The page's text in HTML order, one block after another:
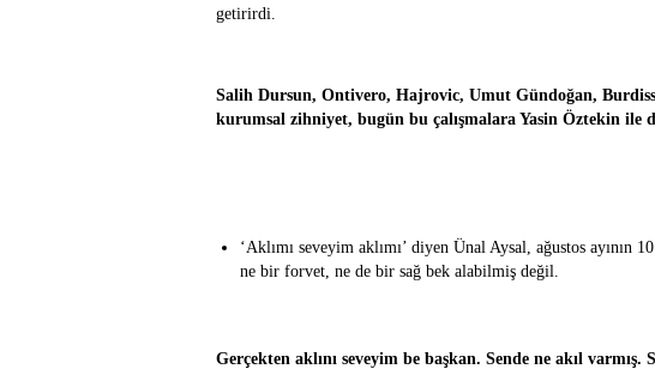
getirirdi.
Salih Dursun, Ontivero, Hajrovic, Umut Gündoğan,
kurumsal zihniyet, bugün bu çalışmalara Yasin Öztekin ile
‘Aklımı seveyim aklımı’ diyen Ünal Aysal, ağustos ayının
ne bir forvet, ne de bir sağ bek alabilmiş değil.
Gerçekten aklını seveyim be başkan. Sende ne akıl